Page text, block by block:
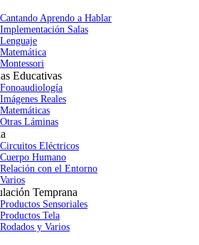
Cantando Aprendo a Hablar
Implementación Salas
Lenguaje
Matemática
Montessori
Educativas
Fonoaudiología
Imágenes Reales
Matemáticas
Otras Láminas
Circuitos Eléctricos
Cuerpo Humano
Relación con el Entorno
Varios
Temprana
Productos Sensoriales
Productos Tela
Rodados y Varios